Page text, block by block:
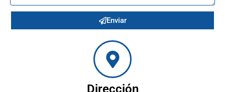
Enviar
Dirección